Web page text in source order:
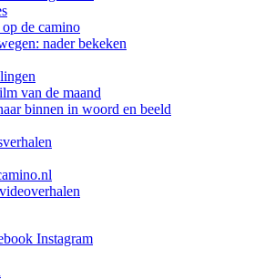
de camino
nader bekeken
van de maand
binnen in woord en beeld
Instagram